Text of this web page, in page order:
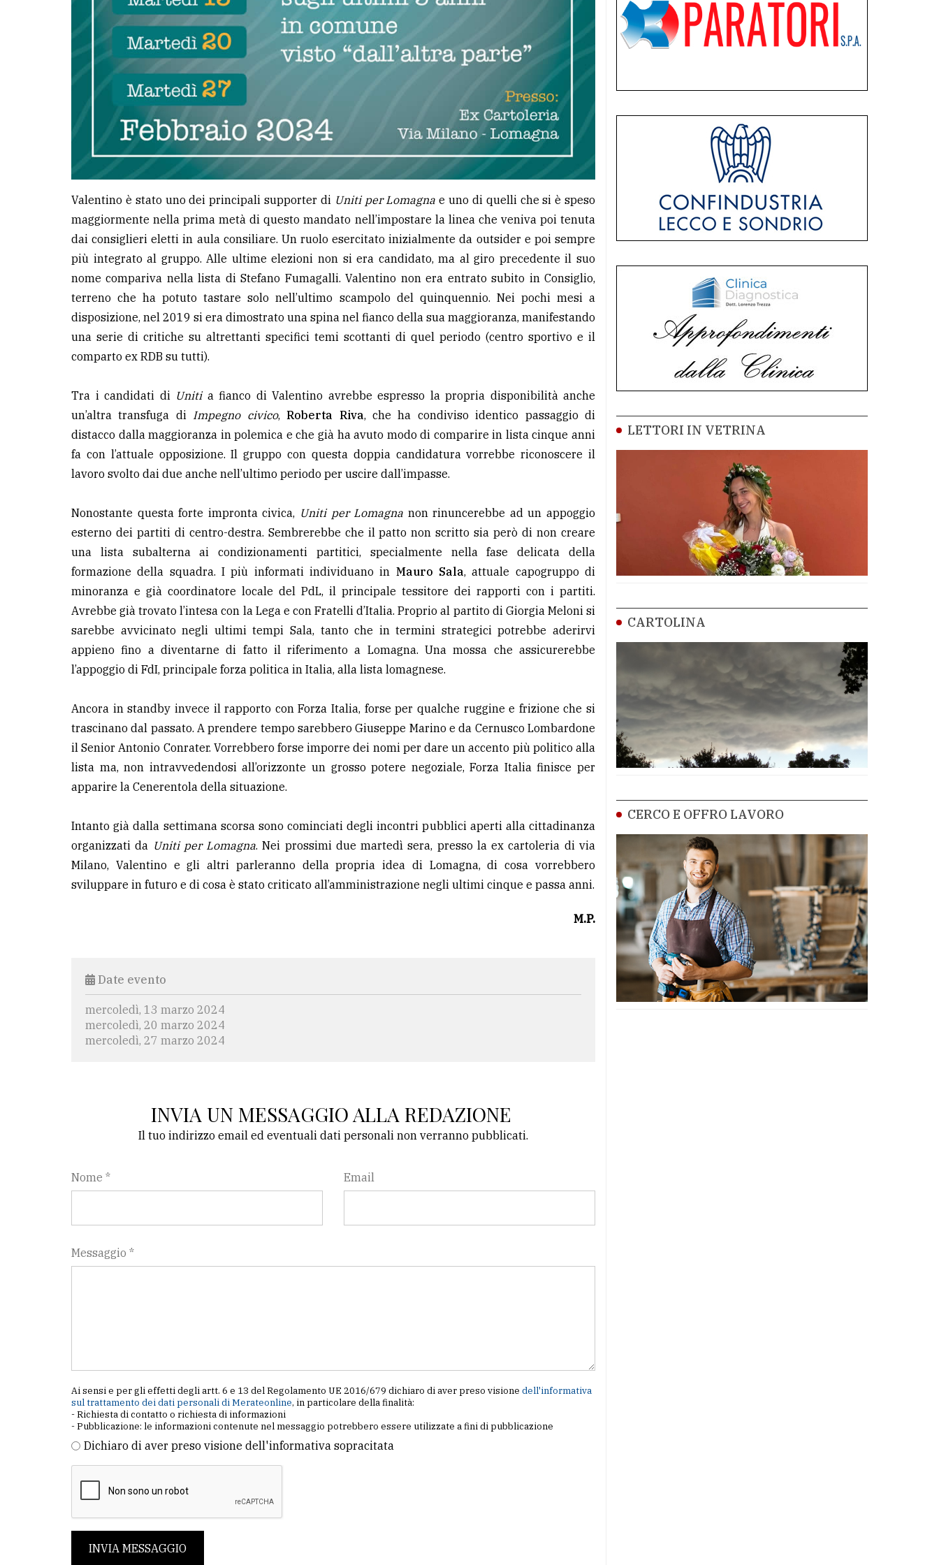
Valentino è stato uno dei principali supporter di Uniti per Lomagna e uno di quelli che si è speso
maggiormente nella prima metà di questo mandato nell’impostare la linea che veniva poi tenuta
dai consiglieri eletti in aula consiliare. Un ruolo esercitato inizialmente da outsider e poi sempre
più integrato al gruppo. Alle ultime elezioni non si era candidato, ma al giro precedente il suo
nome compariva nella lista di Stefano Fumagalli. Valentino non era entrato subito in Consiglio,
terreno che ha potuto tastare solo nell’ultimo scampolo del quinquennio. Nei pochi mesi a
disposizione, nel 2019 si era dimostrato una spina nel fianco della sua maggioranza, manifestando
una serie di critiche su altrettanti specifici temi scottanti di quel periodo (centro sportivo e il
comparto ex RDB su tutti).
Tra i candidati di Unitia fianco di Valentino avrebbe espresso la propria disponibilità anche
un’altra transfuga di Impegno civico,Roberta Riva, che ha condiviso identico passaggio di
distacco dalla maggioranza in polemica e che già ha avuto modo di comparire in lista cinque anni
fa con l’attuale opposizione. Il gruppo con questa doppia candidatura vorrebbe riconoscere il
lavoro svolto dai due anche nell’ultimo periodo per uscire dall’impasse.
Nonostante questa forte impronta civica, Uniti per Lomagna non rinuncerebbe ad un appoggio
esterno dei partiti di centro-destra. Sembrerebbe che il patto non scritto sia però di non creare
una lista subalterna ai condizionamenti partitici, specialmente nella fase delicata della
formazione della squadra. I più informati individuano in Mauro Sala, attuale capogruppo di
minoranza e già coordinatore locale del PdL, il principale tessitore dei rapporti con i partiti.
Avrebbe già trovato l’intesa con la Lega e con Fratelli d’Italia. Proprio al partito di Giorgia Meloni si
sarebbe avvicinato negli ultimi tempi Sala, tanto che in termini strategici potrebbe aderirvi
appieno fino a diventarne di fatto il riferimento a Lomagna. Una mossa che assicurerebbe
l’appoggio di FdI, principale forza politica in Italia, alla lista lomagnese.
Ancora in standby invece il rapporto con Forza Italia, forse per qualche ruggine e frizione che si
trascinano dal passato. A prendere tempo sarebbero Giuseppe Marino e da Cernusco Lombardone
il Senior Antonio Conrater. Vorrebbero forse imporre dei nomi per dare un accento più politico alla
lista ma, non intravvedendosi all’orizzonte un grosso potere negoziale, Forza Italia finisce per
apparire la Cenerentola della situazione.
Intanto già dalla settimana scorsa sono cominciati degli incontri pubblici aperti alla cittadinanza
organizzati da Uniti per Lomagna. Nei prossimi due martedì sera, presso la ex cartoleria di via
Milano, Valentino e gli altri parleranno della propria idea di Lomagna, di cosa vorrebbero
sviluppare in futuro e di cosa è stato criticato all’amministrazione negli ultimi cinque e passa anni.
M.P.
Date evento
mercoledì, 13 marzo 2024
mercoledì, 20 marzo 2024
mercoledì, 27 marzo 2024
INVIA UN MESSAGGIO ALLA REDAZIONE
Il tuo indirizzo email ed eventuali dati personali non verranno pubblicati.
Nome * Email
Messaggio *
Ai sensi e per gli effetti degli artt. 6 e 13 del Regolamento UE 2016/679 dichiaro di aver preso visione dell'informativa
sul trattamento dei dati personali di Merateonline, in particolare della finalità:
- Richiesta di contatto o richiesta di informazioni
- Pubblicazione: le informazioni contenute nel messaggio potrebbero essere utilizzate a fini di pubblicazione
Dichiaro di aver preso visione dell'informativa sopracitata
INVIA MESSAGGIO
LETTORI IN VETRINA
CARTOLINA
CERCO E OFFRO LAVORO